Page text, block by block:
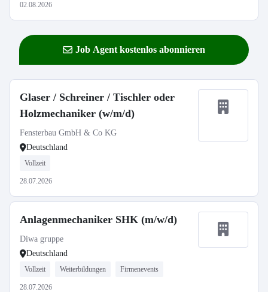
02.08.2026
Job Agent kostenlos abonnieren
Glaser / Schreiner / Tischler oder
Holzmechaniker (w/m/d)
Fensterbau GmbH & Co KG
Deutschland
Vollzeit
28.07.2026
Anlagenmechaniker SHK (m/w/d)
Diwa gruppe
Deutschland
Vollzeit Weiterbildungen Firmenevents
28.07.2026